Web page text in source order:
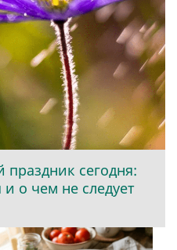
праздник сегодня:
о чем не следует